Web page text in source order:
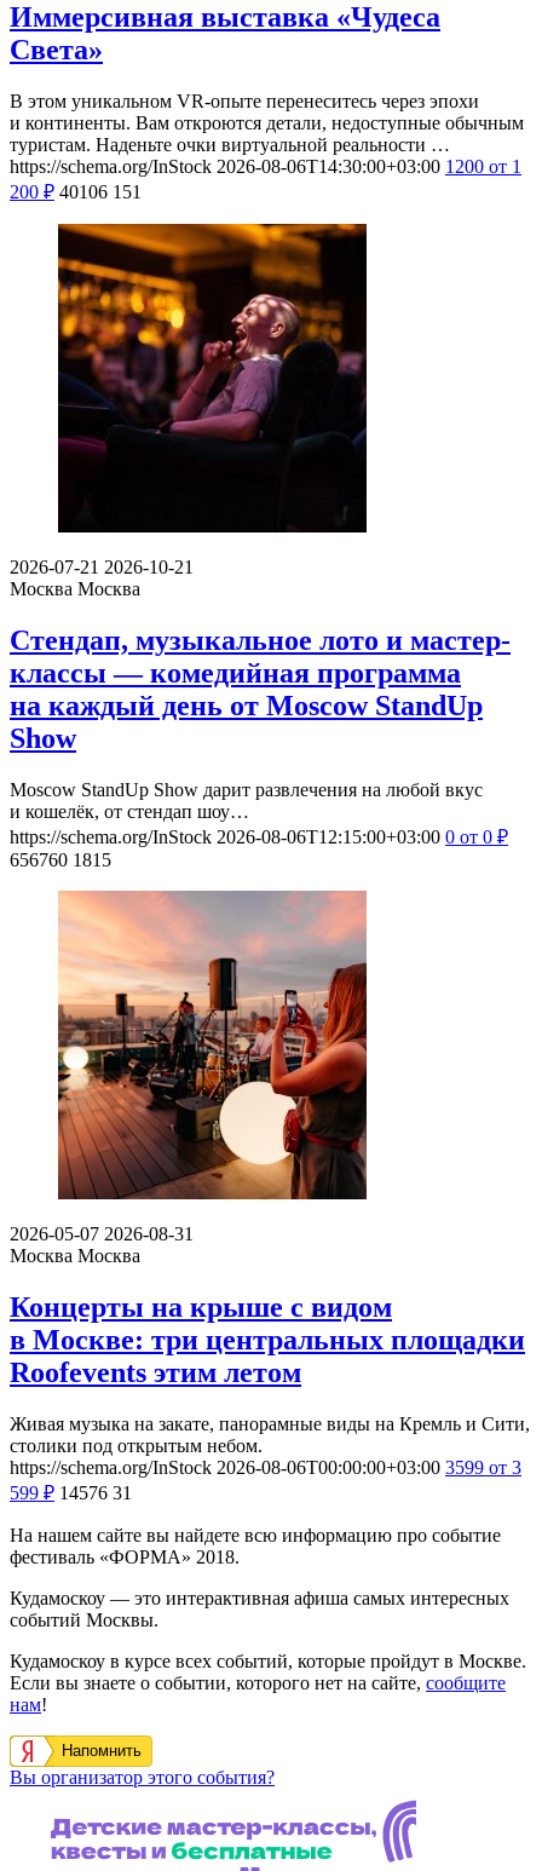
Иммерсивная выставка «Чудеса
Света»
В этом уникальном VR-опыте перенеситесь через эпохи
и континенты. Вам откроются детали, недоступные обычным
туристам. Наденьте очки виртуальной реальности …
https://schema.org/InStock 2026-08-06T14:30:00+03:00 1200 от 1
200 ₽ 40106 151
2026-07-21 2026-10-21
Москва Москва
Стендап, музыкальное лото и мастер-
классы — комедийная программа
на каждый день от Moscow StandUp
Show
Moscow StandUp Show дарит развлечения на любой вкус
и кошелёк, от стендап шоу…
https://schema.org/InStock 2026-08-06T12:15:00+03:00 0 от 0 ₽
656760 1815
2026-05-07 2026-08-31
Москва Москва
Концерты на крыше с видом
в Москве: три центральных площадки
Roofevents этим летом
Живая музыка на закате, панорамные виды на Кремль и Сити,
столики под открытым небом.
https://schema.org/InStock 2026-08-06T00:00:00+03:00 3599 от 3
599 ₽ 14576 31
На нашем сайте вы найдете всю информацию про событие
фестиваль «ФОРМА» 2018.
Кудамоскоу — это интерактивная афиша самых интересных
событий Москвы.
Кудамоскоу в курсе всех событий, которые пройдут в Москве.
Если вы знаете о событии, которого нет на сайте, сообщите
нам!
Напомнить
Вы организатор этого события?